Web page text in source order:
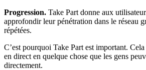
Progression. Take Part donne aux
approfondir leur pénétration dans le réseau
répétées.
C’est pourquoi Take Part est important.
en direct en quelque chose que les gens
directement.